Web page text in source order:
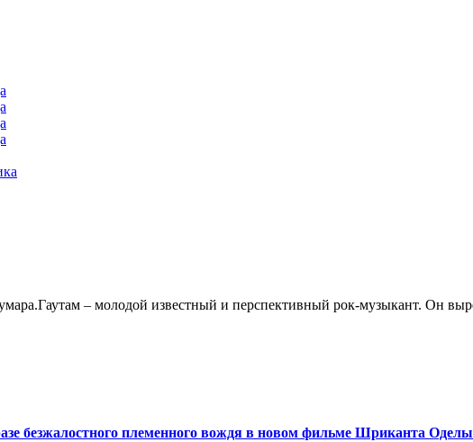
безжалостного племенного вождя в новом фильме Шриканта Оделы